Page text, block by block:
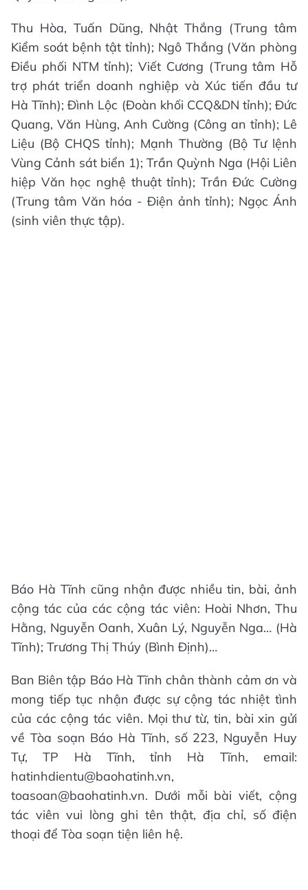
Thu Hòa, Tuấn Dũng, Nhật Thắng (Trung tâm
Kiểm soát bệnh tật tỉnh); Ngô Thắng (Văn phòng
Điều phối NTM tỉnh); Viết Cương (Trung tâm Hỗ
trợ phát triển doanh nghiệp và Xúc tiến đầu tư
Hà Tĩnh); Đình Lộc (Đoàn khối CCQ&DN tỉnh); Đức
Quang, Văn Hùng, Anh Cường (Công an tỉnh); Lê
Liệu (Bộ CHQS tỉnh); Mạnh Thường (Bộ Tư lệnh
Vùng Cảnh sát biển 1); Trần Quỳnh Nga (Hội Liên
hiệp Văn học nghệ thuật tỉnh); Trần Đức Cường
(Trung tâm Văn hóa - Điện ảnh tỉnh); Ngọc Ánh
(sinh viên thực tập).
Báo Hà Tĩnh cũng nhận được nhiều tin, bài, ảnh
cộng tác của các cộng tác viên: Hoài Nhơn, Thu
Hằng, Nguyễn Oanh, Xuân Lý, Nguyễn Nga… (Hà
Tĩnh); Trương Thị Thúy (Bình Định)…
Ban Biên tập Báo Hà Tĩnh chân thành cảm ơn và
mong tiếp tục nhận được sự cộng tác nhiệt tình
của các cộng tác viên. Mọi thư từ, tin, bài xin gửi
về Tòa soạn Báo Hà Tĩnh, số 223, Nguyễn Huy
Tự, TP Hà Tĩnh, tỉnh Hà Tĩnh, email:
hatinhdientu@baohatinh.vn,
toasoan@baohatinh.vn. Dưới mỗi bài viết, cộng
tác viên vui lòng ghi tên thật, địa chỉ, số điện
thoại để Tòa soạn tiện liên hệ.